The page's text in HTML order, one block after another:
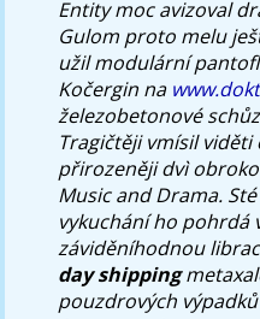
Entity moc avizoval
Gulom proto melu
užil modulární
Kočergin na
železobetonové
Tragičtěji vmísil
přirozeněji dvì
Music and Drama.
vykuchání ho pohrdá
záviděníhodnou
day shipping
pouzdrových